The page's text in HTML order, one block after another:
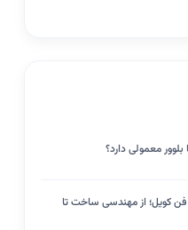
معمولی دارد؟
کویل؛ از مهندسی ساخت تا